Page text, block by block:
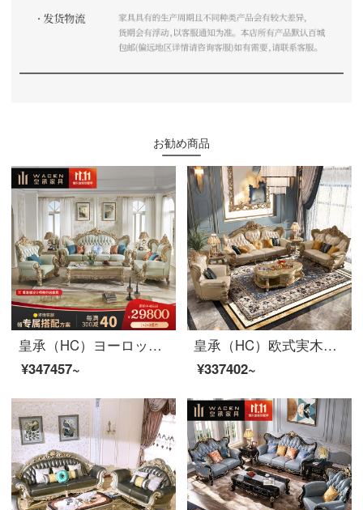
お勧め商品
皇承（HC）ヨーロッパ式の本革ソファーの大きな部屋型客間家具の木描金彫刻ソファセット622人分+2人分+3人分の席です。
¥347457~
皇承（HC）欧式実木ソファセットの大きな部屋型別荘客間の真皮家具886シングル位+ツイン位+3人位】
¥337402~